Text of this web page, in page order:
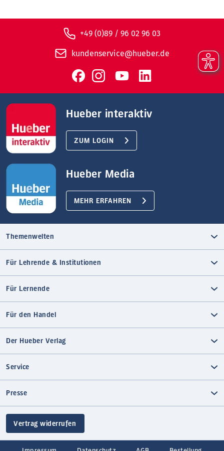
+49 (0)89 / 96 02 96 03
kundenservice@hueber.de
Hueber interaktiv
ZUM LOGIN
Hueber Media
MEHR ERFAHREN
Themenwelten
Für Lehrende & Institutionen
Für Lernende
Für den Handel
Der Hueber Verlag
Service
Presse
Vertrag widerrufen